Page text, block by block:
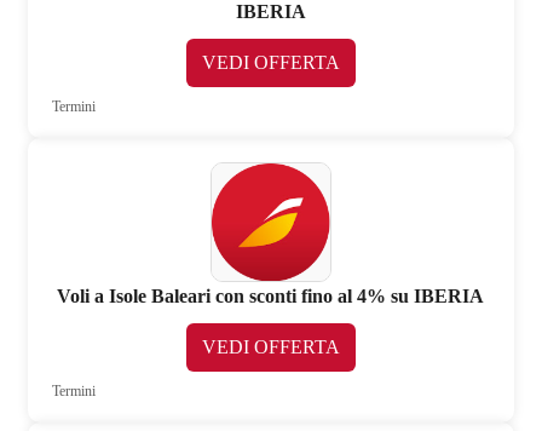
IBERIA
VEDI OFFERTA
Termini
Voli a Isole Baleari con sconti fino al 4% su IBERIA
VEDI OFFERTA
Termini